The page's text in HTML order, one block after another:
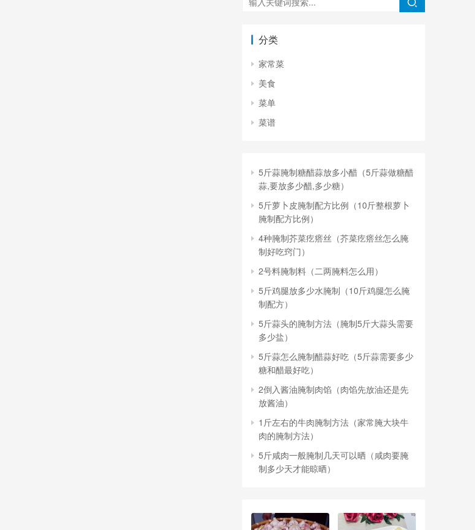
分类
家常菜
美食
菜单
菜谱
5斤蒜腌制糖醋蒜放多小醋（5斤蒜做糖醋
蒜,要放多少醋,多少糖）
5斤萝卜皮腌制配方比例（10斤整根萝卜
腌制配方比例）
4种腌制芥菜疙瘩丝（芥菜疙瘩丝怎么腌
制好吃窍门）
2号料腌制料（二两腌料怎么用）
5斤鸡腿放多少水腌制（10斤鸡腿怎么腌
制配方）
5斤蒜头的腌制方法（腌制5斤大蒜头需要
多少盐）
5斤蒜怎么腌制醋蒜好吃（5斤蒜需要多少
糖和醋最好吃）
2倒入酱油腌制肉馅（肉馅先放油还是先
放酱油）
1斤左右的牛肉腌制方法（家常腌大块牛
肉的腌制方法）
5斤咸肉一般腌制几天可以晒（咸肉要腌
制多少天才能晾晒）